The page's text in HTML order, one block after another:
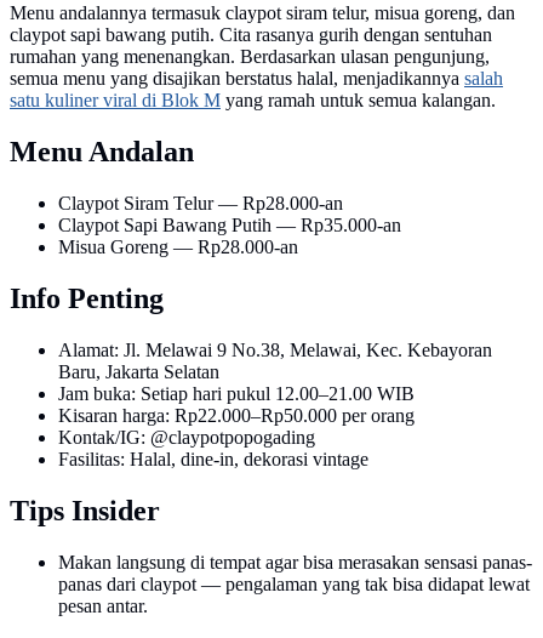
Menu andalannya termasuk claypot siram telur, misua goreng, dan
claypot sapi bawang putih. Cita rasanya gurih dengan sentuhan
rumahan yang menenangkan. Berdasarkan ulasan pengunjung,
semua menu yang disajikan berstatus halal, menjadikannya salah
satu kuliner viral di Blok M yang ramah untuk semua kalangan.
Menu Andalan
Claypot Siram Telur — Rp28.000-an
Claypot Sapi Bawang Putih — Rp35.000-an
Misua Goreng — Rp28.000-an
Info Penting
Alamat: Jl. Melawai 9 No.38, Melawai, Kec. Kebayoran
Baru, Jakarta Selatan
Jam buka: Setiap hari pukul 12.00–21.00 WIB
Kisaran harga: Rp22.000–Rp50.000 per orang
Kontak/IG: @claypotpopogading
Fasilitas: Halal, dine-in, dekorasi vintage
Tips Insider
Makan langsung di tempat agar bisa merasakan sensasi panas-
panas dari claypot — pengalaman yang tak bisa didapat lewat
pesan antar.